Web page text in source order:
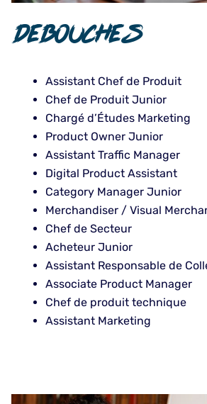
DEBOUCHES
Assistant Chef de Produit
Chef de Produit Junior
Chargé d’Études Marketing
Product Owner Junior
Assistant Traffic Manager
Digital Product Assistant
Category Manager Junior
Merchandiser / Visual
Chef de Secteur
Acheteur Junior
Assistant Responsable de
Associate Product Manager
Chef de produit technique
Assistant Marketing